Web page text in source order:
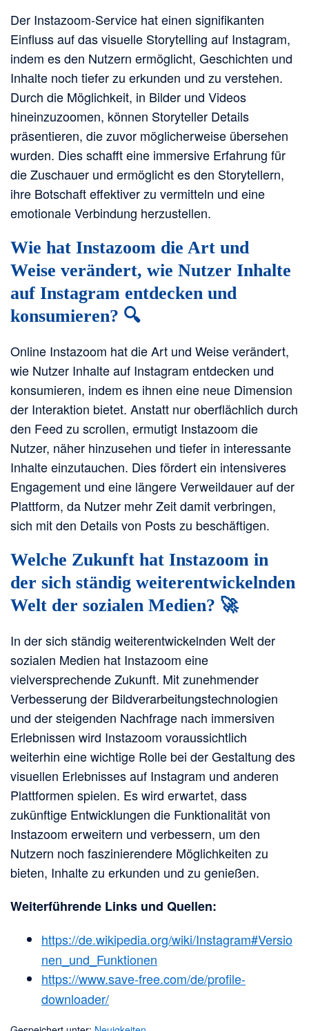
Der Instazoom-Service hat einen signifikanten
Einfluss auf das visuelle Storytelling auf Instagram,
indem es den Nutzern ermöglicht, Geschichten und
Inhalte noch tiefer zu erkunden und zu verstehen.
Durch die Möglichkeit, in Bilder und Videos
hineinzuzoomen, können Storyteller Details
präsentieren, die zuvor möglicherweise übersehen
wurden. Dies schafft eine immersive Erfahrung für
die Zuschauer und ermöglicht es den Storytellern,
ihre Botschaft effektiver zu vermitteln und eine
emotionale Verbindung herzustellen.
Wie hat Instazoom die Art und
Weise verändert, wie Nutzer Inhalte
auf Instagram entdecken und
konsumieren? 🔍
Online Instazoom hat die Art und Weise verändert,
wie Nutzer Inhalte auf Instagram entdecken und
konsumieren, indem es ihnen eine neue Dimension
der Interaktion bietet. Anstatt nur oberflächlich durch
den Feed zu scrollen, ermutigt Instazoom die
Nutzer, näher hinzusehen und tiefer in interessante
Inhalte einzutauchen. Dies fördert ein intensiveres
Engagement und eine längere Verweildauer auf der
Plattform, da Nutzer mehr Zeit damit verbringen,
sich mit den Details von Posts zu beschäftigen.
Welche Zukunft hat Instazoom in
der sich ständig weiterentwickelnden
Welt der sozialen Medien? 🚀
In der sich ständig weiterentwickelnden Welt der
sozialen Medien hat Instazoom eine
vielversprechende Zukunft. Mit zunehmender
Verbesserung der Bildverarbeitungstechnologien
und der steigenden Nachfrage nach immersiven
Erlebnissen wird Instazoom voraussichtlich
weiterhin eine wichtige Rolle bei der Gestaltung des
visuellen Erlebnisses auf Instagram und anderen
Plattformen spielen. Es wird erwartet, dass
zukünftige Entwicklungen die Funktionalität von
Instazoom erweitern und verbessern, um den
Nutzern noch faszinierendere Möglichkeiten zu
bieten, Inhalte zu erkunden und zu genießen.
Weiterführende Links und Quellen:
https://de.wikipedia.org/wiki/Instagram#Versio
nen_und_Funktionen
https://www.save-free.com/de/profile-
downloader/